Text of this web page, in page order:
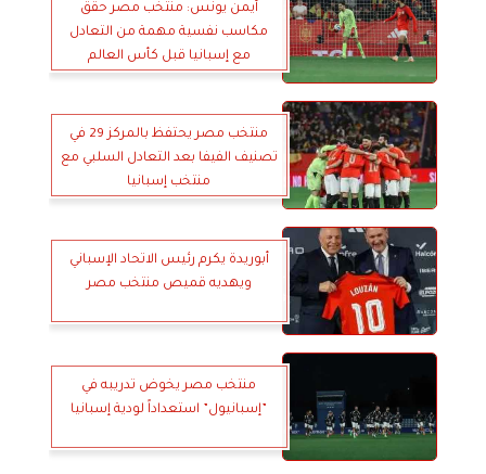
أيمن يونس: منتخب مصر حقق
مكاسب نفسية مهمة من التعادل
مع إسبانيا قبل كأس العالم
منتخب مصر يحتفظ بالمركز 29 في
تصنيف الفيفا بعد التعادل السلبي مع
منتخب إسبانيا
أبوريدة يكرم رئيس الاتحاد الإسباني
ويهديه قميص منتخب مصر
منتخب مصر يخوض تدريبه في
”إسبانيول” استعداداً لودية إسبانيا